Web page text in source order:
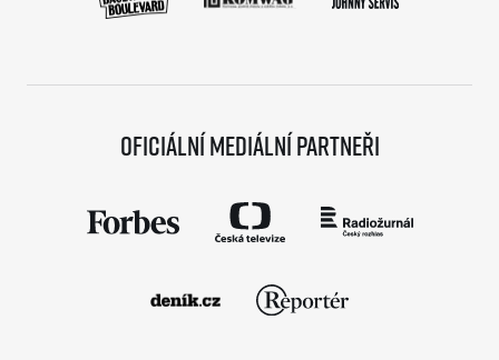
Oficiální mediální partneři